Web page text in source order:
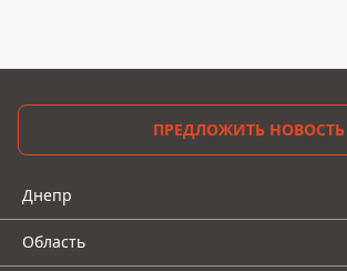
ПРЕДЛОЖИТЬ НОВОСТЬ
Днепр
Область